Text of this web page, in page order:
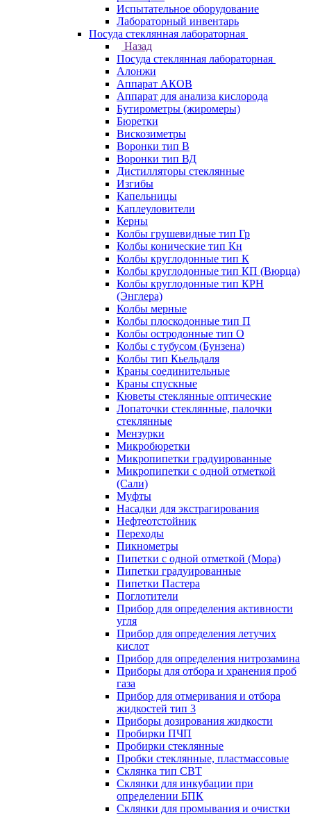
Испытательное оборудование
Лабораторный инвентарь
Посуда стеклянная лабораторная
Назад
Посуда стеклянная лабораторная
Алонжи
Аппарат АКОВ
Аппарат для анализа кислорода
Бутирометры (жиромеры)
Бюретки
Вискозиметры
Воронки тип В
Воронки тип ВД
Дистилляторы стеклянные
Изгибы
Капельницы
Каплеуловители
Керны
Колбы грушевидные тип Гр
Колбы конические тип Кн
Колбы круглодонные тип К
Колбы круглодонные тип КП (Вюрца)
Колбы круглодонные тип КРН
(Энглера)
Колбы мерные
Колбы плоскодонные тип П
Колбы остродонные тип О
Колбы с тубусом (Бунзена)
Колбы тип Кьельдаля
Краны соединительные
Краны спускные
Кюветы стеклянные оптические
Лопаточки стеклянные, палочки
стеклянные
Мензурки
Микробюретки
Микропипетки градуированные
Микропипетки с одной отметкой
(Сали)
Муфты
Насадки для экстрагирования
Нефтеотстойник
Переходы
Пикнометры
Пипетки с одной отметкой (Мора)
Пипетки градуированные
Пипетки Пастера
Поглотители
Прибор для определения активности
угля
Прибор для определения летучих
кислот
Прибор для определения нитрозамина
Приборы для отбора и хранения проб
газа
Прибор для отмеривания и отбора
жидкостей тип 3
Приборы дозирования жидкости
Пробирки ПЧП
Пробирки стеклянные
Пробки стеклянные, пластмассовые
Склянка тип СВТ
Склянки для инкубации при
определении БПК
Склянки для промывания и очистки